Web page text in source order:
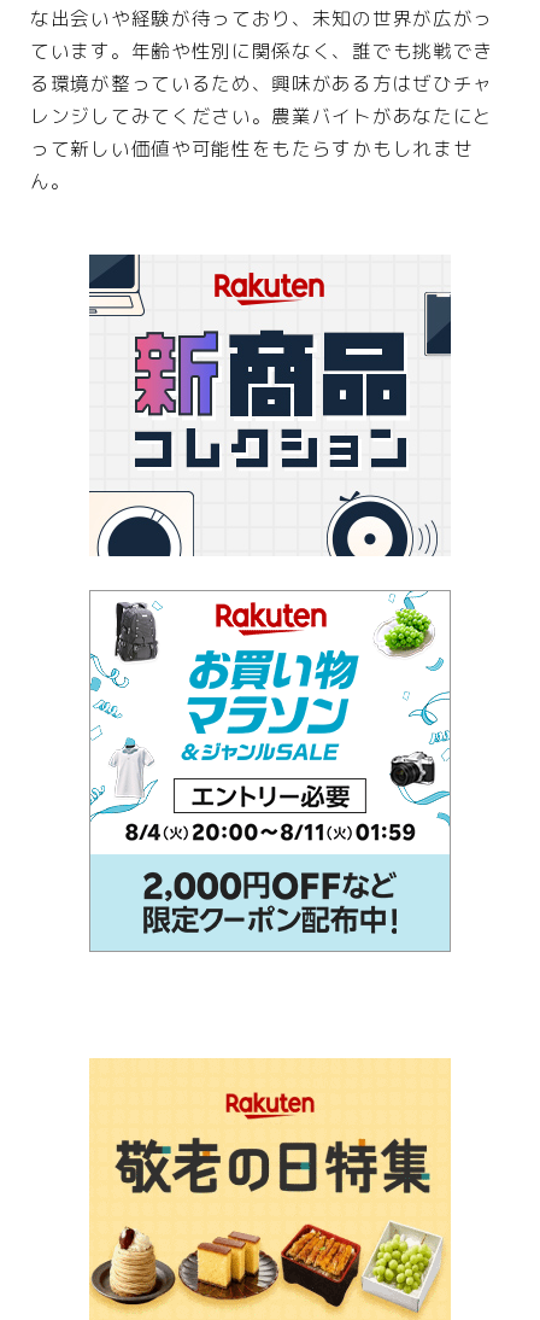
な出会いや経験が待っており、未知の世界が広がっ
ています。年齢や性別に関係なく、誰でも挑戦でき
る環境が整っているため、興味がある方はぜひチャ
レンジしてみてください。農業バイトがあなたにと
って新しい価値や可能性をもたらすかもしれませ
ん。